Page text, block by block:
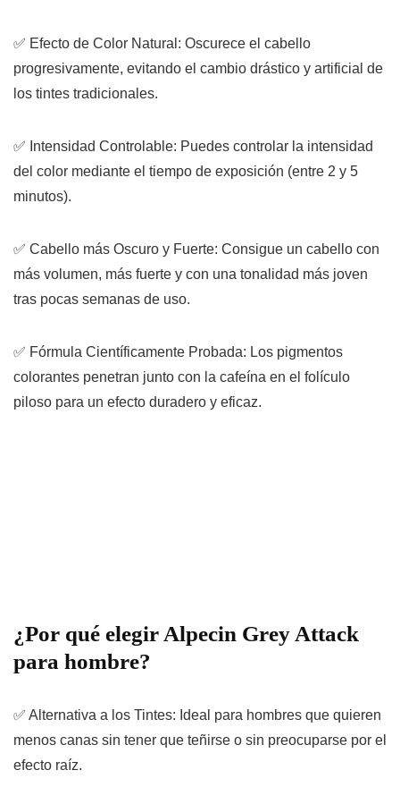
✅ Efecto de Color Natural: Oscurece el cabello
progresivamente, evitando el cambio drástico y artificial de
los tintes tradicionales.
✅ Intensidad Controlable: Puedes controlar la intensidad
del color mediante el tiempo de exposición (entre 2 y 5
minutos).
✅ Cabello más Oscuro y Fuerte: Consigue un cabello con
más volumen, más fuerte y con una tonalidad más joven
tras pocas semanas de uso.
✅ Fórmula Científicamente Probada: Los pigmentos
colorantes penetran junto con la cafeína en el folículo
piloso para un efecto duradero y eficaz.
¿Por qué elegir Alpecin Grey Attack
para hombre?
✅ Alternativa a los Tintes: Ideal para hombres que quieren
menos canas sin tener que teñirse o sin preocuparse por el
efecto raíz.